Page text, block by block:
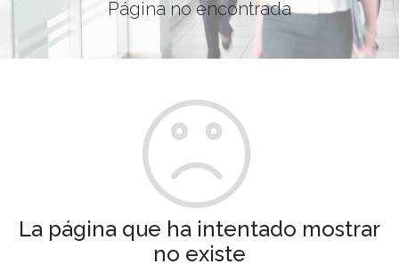
Página no encontrada
La página que ha intentado mostrar
no existe